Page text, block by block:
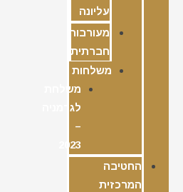
עליונה
מעורבות
חברתית
משלחות
משלחת
לגרמניה
–
2023
החטיבה
המרכזית